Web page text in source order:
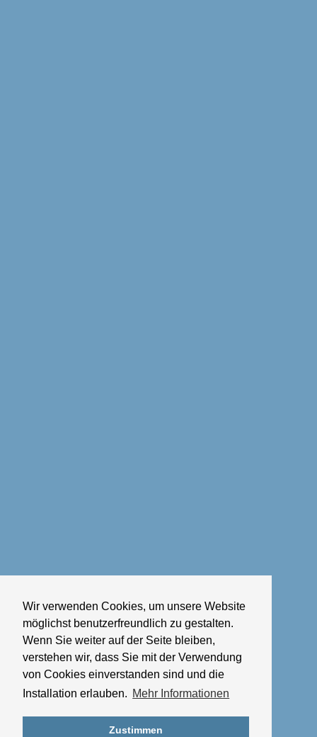
Wir verwenden Cookies, um unsere Website
möglichst benutzerfreundlich zu gestalten.
Wenn Sie weiter auf der Seite bleiben,
verstehen wir, dass Sie mit der Verwendung
von Cookies einverstanden sind und die
Installation erlauben. Mehr Informationen
Zustimmen